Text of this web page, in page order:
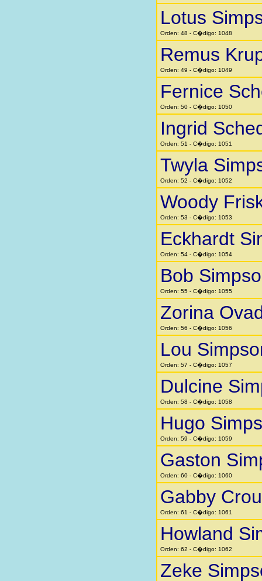
Lotus
Orden: 48 - C�digo: 1048
Remus
Orden: 49 - C�digo: 1049
Fernice
Orden: 50 - C�digo: 1050
Ingrid
Orden: 51 - C�digo: 1051
Twyla
Orden: 52 - C�digo: 1052
Woody
Orden: 53 - C�digo: 1053
Eckhardt
Orden: 54 - C�digo: 1054
Bob
Orden: 55 - C�digo: 1055
Zorina
Orden: 56 - C�digo: 1056
Lou
Orden: 57 - C�digo: 1057
Dulcine
Orden: 58 - C�digo: 1058
Hugo
Orden: 59 - C�digo: 1059
Gaston
Orden: 60 - C�digo: 1060
Gabby
Orden: 61 - C�digo: 1061
Howland
Orden: 62 - C�digo: 1062
Zeke